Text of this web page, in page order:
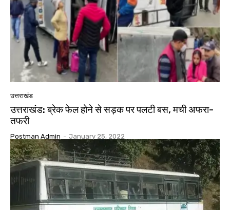
उत्तराखंड
उत्तराखंड: ब्रेक फेल होने से सड़क पर पलटी बस, मची अफरा-
तफरी
Postman Admin - January 25, 2022